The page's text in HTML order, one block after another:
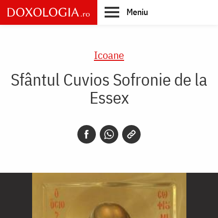
Skip
to
main
Meniu
Icoane
Sfântul Cuvios Sofronie de la
Essex